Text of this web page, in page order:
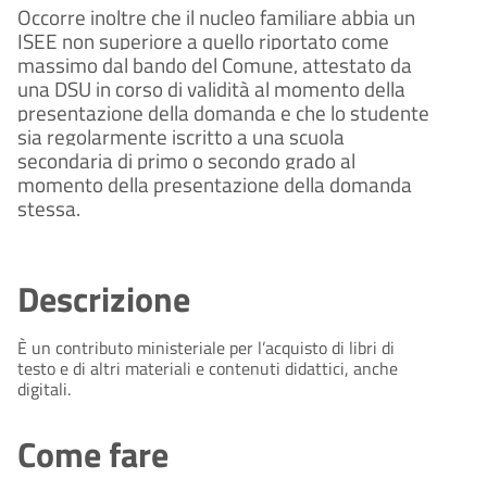
Occorre inoltre che il nucleo familiare abbia un
ISEE non superiore a quello riportato come
massimo dal bando del Comune, attestato da
una DSU in corso di validità al momento della
presentazione della domanda e che lo studente
sia regolarmente iscritto a una scuola
secondaria di primo o secondo grado al
momento della presentazione della domanda
stessa.
Descrizione
È un contributo ministeriale per l’acquisto di libri di
testo e di altri materiali e contenuti didattici, anche
digitali.
Come fare